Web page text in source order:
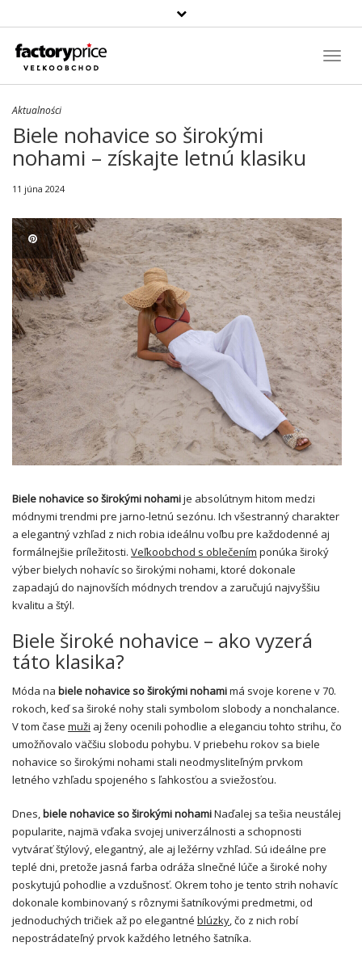
Szukaj
produktu
Aktualności
Biele nohavice so širokými
nohami – získajte letnú klasiku
11 júna 2024
Biele nohavice so širokými nohamije absolútnym hitom medzi
módnymi trendmi pre jarno-letnú sezónu. Ich všestranný charakter
a elegantný vzhľad z nich robia ideálnu voľbu pre každodenné aj
formálnejšie príležitosti. Veľkoobchod s oblečením ponúka široký
výber bielych nohavíc so širokými nohami, ktoré dokonale
zapadajú do najnovších módnych trendov a zaručujú najvyššiu
kvalitu a štýl.
Biele široké nohavice – ako vyzerá
táto klasika?
Móda na biele nohavice so širokými nohamimá svoje korene v 70.
rokoch, keď sa široké nohy stali symbolom slobody a nonchalance.
V tom čase muži aj ženy ocenili pohodlie a eleganciu tohto strihu, čo
umožňovalo väčšiu slobodu pohybu. V priebehu rokov sa biele
nohavice so širokými nohami stali neodmysliteľným prvkom
letného vzhľadu spojeného s ľahkosťou a sviežosťou.
Dnes,biele nohavice so širokými nohamiNaďalej sa tešia neustálej
popularite, najmä vďaka svojej univerzálnosti a schopnosti
vytvárať štýlový, elegantný, ale aj ležérny vzhľad. Sú ideálne pre
teplé dni, pretože jasná farba odráža slnečné lúče a široké nohy
poskytujú pohodlie a vzdušnosť. Okrem toho je tento strih nohavíc
dokonale kombinovaný s rôznymi šatníkovými predmetmi, od
jednoduchých tričiek až po elegantné blúzky, čo z nich robí
nepostrádateľný prvok každého letného šatníka.